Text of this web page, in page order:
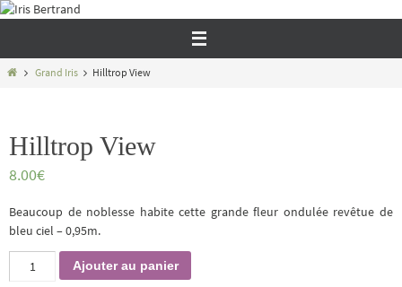
Passer
contenuHomeGrand Iris Hilltrop View
Hilltrop View
8.00€
Beaucoup de noblesse habite cette grande fleur ondulée revêtue de
bleu ciel – 0,95m.
quantité
de
Ajouter au panier